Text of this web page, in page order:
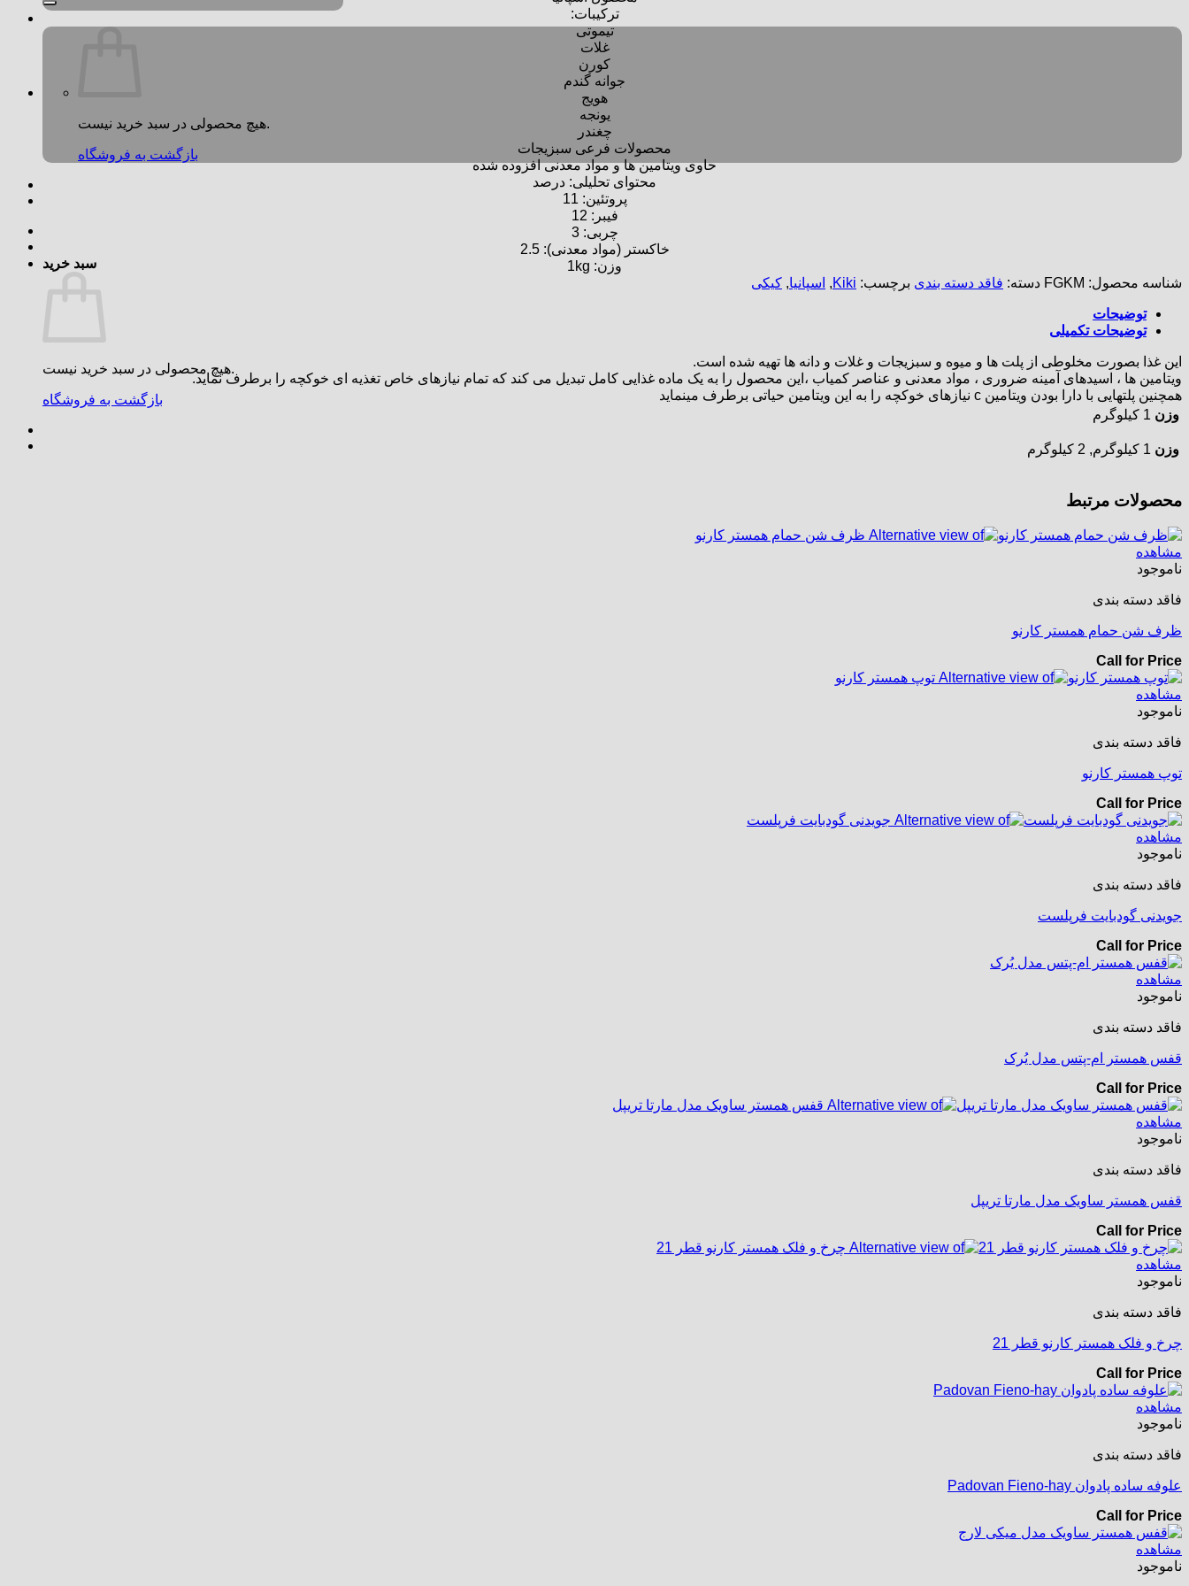
هیچ محصولی در سبد خرید نیست.
بازگشت به فروشگاه
سبد خرید
هیچ محصولی در سبد خرید نیست.
بازگشت به فروشگاه
ترکیبات:
تیموتی
غلات
کورن
جوانه گندم
هویج
یونجه
چغندر
محصولات فرعی سبزیجات
حاوی ویتامین ها و مواد معدنی افزوده شده
محتوای تحلیلی: درصد
پروتئین: 11
فیبر: 12
چربی: 3
خاکستر (مواد معدنی): 2.5
وزن: 1kg
شناسه محصول: FGKM دسته: فاقد دسته بندی برچسب: Kiki
, اسپانیا, کیکی
توضیحات
توضیحات تکمیلی
این غذا بصورت مخلوطی از پلت ها و میوه و سبزیجات و غلات و دانه ها تهیه شده است.
ویتامین ها ، اسیدهای آمینه ضروری ، مواد معدنی و عناصر کمیاب ،این محصول را به یک ماده غذایی کامل تبدیل می کند که تمام نیازهای خاص تغذیه ای خوکچه را برطرف نماید.
همچنین پلتهایی با دارا بودن ویتامین c نیازهای خوکچه را به این ویتامین حیاتی برطرف مینماید
وزن 1 کیلوگرم
وزن 1 کیلوگرم, 2 کیلوگرم
محصولات مرتبط
مشاهده
ناموجود
فاقد دسته بندی
ظرف شن حمام همستر کارنو
Call for Price
مشاهده
ناموجود
فاقد دسته بندی
توپ همستر کارنو
Call for Price
مشاهده
ناموجود
فاقد دسته بندی
جویدنی گودبایت فرپلست
Call for Price
مشاهده
ناموجود
فاقد دسته بندی
قفس همستر ام-پتس مدل یُرک
Call for Price
مشاهده
ناموجود
فاقد دسته بندی
قفس همستر ساویک مدل مارتا تریپل
Call for Price
مشاهده
ناموجود
فاقد دسته بندی
چرخ و فلک همستر کارنو قطر 21
Call for Price
مشاهده
ناموجود
فاقد دسته بندی
علوفه ساده پادوان Padovan Fieno-hay
Call for Price
مشاهده
ناموجود